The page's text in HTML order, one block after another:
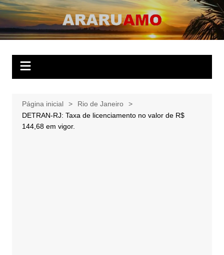
Ir
para
o
ARARUAMO
O website apaixonado por Araruama!
Página inicial
Rio de Janeiro
DETRAN-RJ: Taxa de licenciamento no valor de R$
144,68 em vigor.